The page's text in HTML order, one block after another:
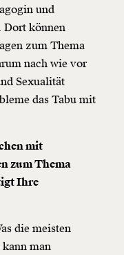
und
Dort können
zum Thema
nach wie vor
Sexualität
das Tabu mit
mit
zum Thema
Ihre
die meisten
man